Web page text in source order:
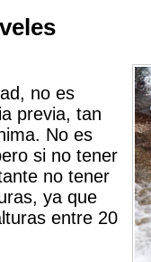
no es
previa, tan
No es
si no tener
no tener
ya que
entre 20